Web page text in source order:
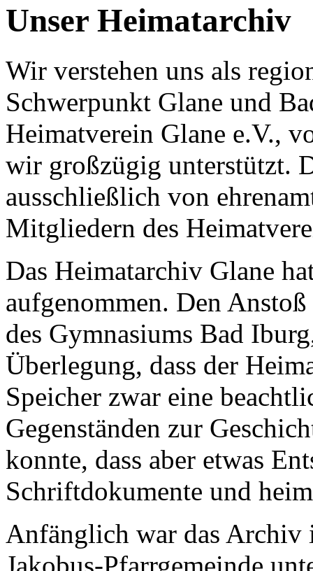
Unser Heimatarchiv
Wir verstehen uns als
Schwerpunkt Glane und
Heimatverein Glane e.V.,
wir großzügig unterstützt.
ausschließlich von
Mitgliedern des
Das Heimatarchiv Glane
aufgenommen. Den
des Gymnasiums Bad
Überlegung, dass der
Speicher zwar eine
Gegenständen zur
konnte, dass aber etwas
Schriftdokumente und
Anfänglich war das Archiv
Jakobus-Pfarrgemeinde